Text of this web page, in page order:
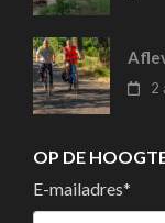
2
OP DE
E-mailadres*